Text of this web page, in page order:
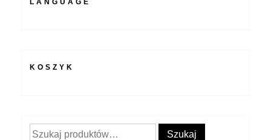
KOSZYK
Szukaj: Szukaj